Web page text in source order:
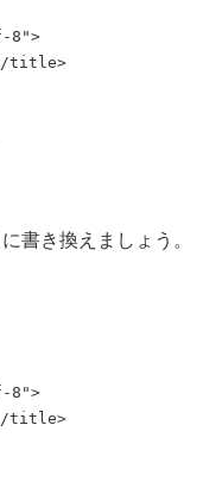
8">
title>
書き換えましょう。
8">
</title>